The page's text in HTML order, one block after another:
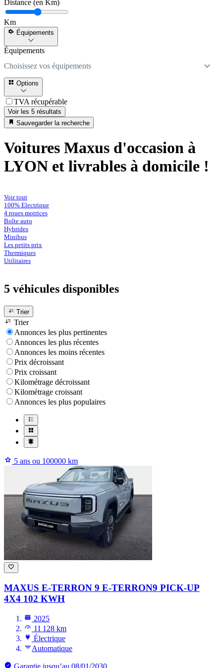
Distance (en Km)
Km
Équipements
Équipements
Choisissez vos équipements
Options
TVA récupérable
Voir les 5 résultats
Sauvegarder la recherche
Voitures Maxus d'occasion à
LYON et livrables à domicile !
Voir tout
100% Electrique
4 roues motrices
Boîte auto
Hybrides
Minibus
Les petits prix
Thermiques
Utilitaires
5 véhicules disponibles
Trier
Trier
Annonces les plus pertinentes
Annonces les plus récentes
Annonces les moins récentes
Prix décroissant
Prix croissant
Kilométrage décroissant
Kilométrage croissant
Annonces les plus populaires
5 ans ou 100000 km
MAXUS E-TERRON 9 E-TERRON9 PICK-UP
4X4 102 KWH
2025
11 128 km
Électrique
Automatique